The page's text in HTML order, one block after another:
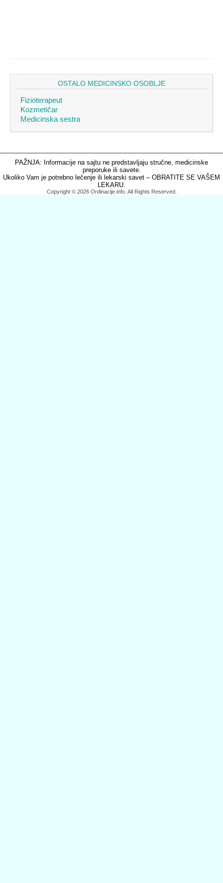
OSTALO MEDICINSKO OSOBLJE
Fizioterapeut
Kozmetičar
Medicinska sestra
PAŽNJA: Informacije na sajtu ne predstavljaju stručne, medicinske
preporuke ili savete.
Ukoliko Vam je potrebno lečenje ili lekarski savet – OBRATITE SE VAŠEM
LEKARU.
Copyright © 2026 Ordinacije.info. All Rights Reserved.